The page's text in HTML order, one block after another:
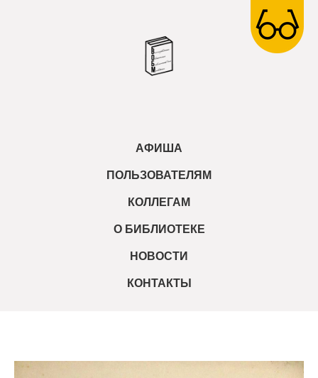
АФИША
ПОЛЬЗОВАТЕЛЯМ
КОЛЛЕГАМ
О БИБЛИОТЕКЕ
НОВОСТИ
КОНТАКТЫ